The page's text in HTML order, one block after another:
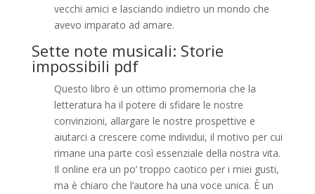
vecchi amici e lasciando indietro un mondo che
avevo imparato ad amare.
Sette note musicali: Storie
impossibili pdf
Questo libro è un ottimo promemoria che la
letteratura ha il potere di sfidare le nostre
convinzioni, allargare le nostre prospettive e
aiutarci a crescere come individui, il motivo per cui
rimane una parte così essenziale della nostra vita.
Il online era un po’ troppo caotico per i miei gusti,
ma è chiaro che l’autore ha una voce unica. È un